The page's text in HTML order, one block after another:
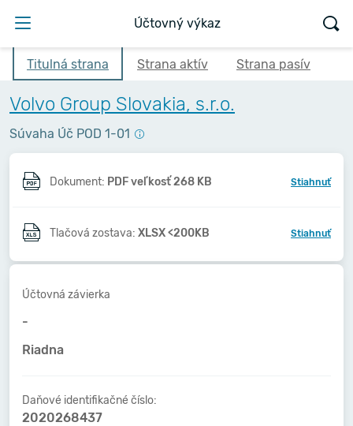
Účtovný výkaz
Titulná strana Strana aktív Strana pasív
Volvo Group Slovakia, s.r.o.
Súvaha Úč POD 1-01
Dokument: PDF veľkosť 268 KB Stiahnuť
Tlačová zostava: XLSX <200KB Stiahnuť
Účtovná závierka
-
Riadna
Daňové identifikačné číslo:
2020268437